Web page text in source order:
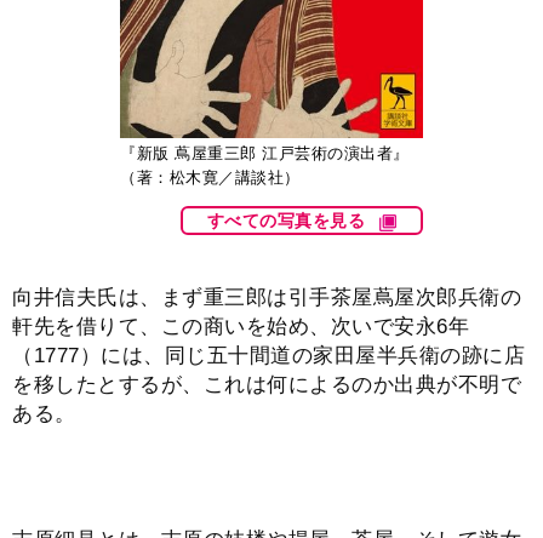
『新版 蔦屋重三郎 江戸芸術の演出者』
（著：松木寛／講談社）
すべての写真を見る
向井信夫氏は、まず重三郎は引手茶屋蔦屋次郎兵衛の
軒先を借りて、この商いを始め、次いで安永6年
（1777）には、同じ五十間道の家田屋半兵衛の跡に店
を移したとするが、これは何によるのか出典が不明で
ある。